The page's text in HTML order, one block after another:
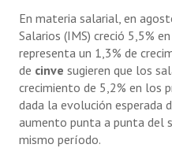
En materia salarial, en
Salarios (IMS) creció 5,5%
representa un 1,3% de
de cinve sugieren que los
crecimiento de 5,2% en los
dada la evolución esperada
aumento punta a punta del
mismo período.